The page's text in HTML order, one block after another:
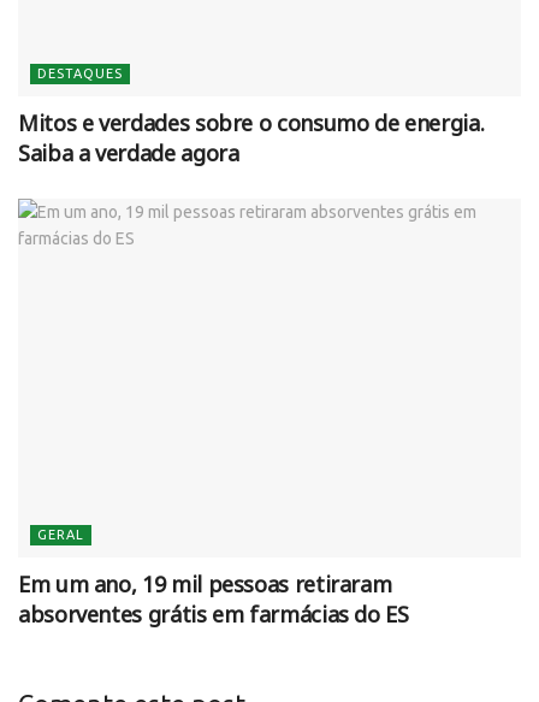
DESTAQUES
Mitos e verdades sobre o consumo de energia.
Saiba a verdade agora
GERAL
Em um ano, 19 mil pessoas retiraram
absorventes grátis em farmácias do ES